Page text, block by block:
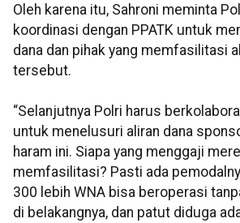
Oleh karena itu, Sahroni meminta
koordinasi dengan PPATK untuk
dana dan pihak yang memfasilitasi
tersebut.
“Selanjutnya Polri harus
untuk menelusuri aliran dana
haram ini. Siapa yang menggaji
memfasilitasi? Pasti ada
300 lebih WNA bisa beroperasi
di belakangnya, dan patut diduga